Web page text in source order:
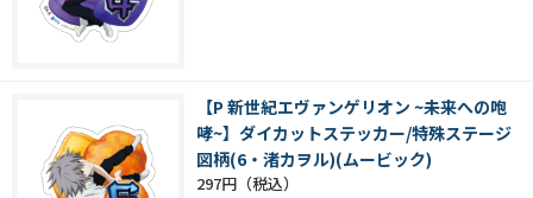
【P 新世紀エヴァンゲリオン ~未来への咆
哮~】ダイカットステッカー/特殊ステージ
図柄(6・渚カヲル)(ムービック)
297円